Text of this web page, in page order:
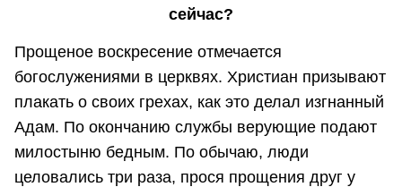
сейчас?
Прощеное воскресение отмечается
богослужениями в церквях. Христиан призывают
плакать о своих грехах, как это делал изгнанный
Адам. По окончанию службы верующие подают
милостыню бедным. По обычаю, люди
целовались три раза, прося прощения друг у